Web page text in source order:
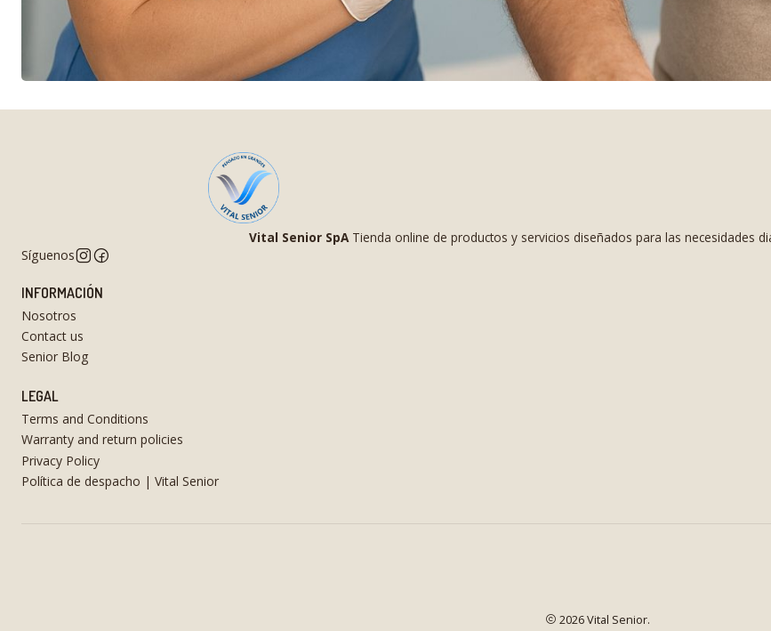
Vital Senior SpATienda online de productos y servicios diseñados para las necesidades
Síguenos
INFORMACIÓN
Nosotros
Contact us
Senior Blog
LEGAL
Terms and Conditions
Warranty and return policies
Privacy Policy
Política de despacho | Vital Senior
2026 Vital Senior.